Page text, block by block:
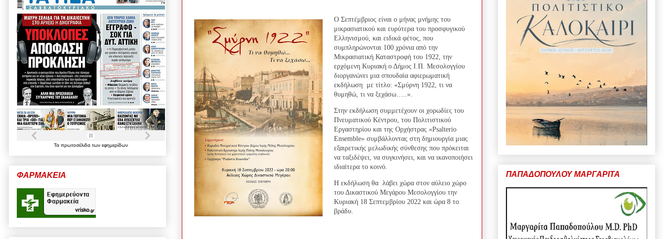
Ο Σεπτέμβριος είναι ο μήνας μνήμης του
μικρασιατικού και ευρύτερα του προσφυγικού
Ελληνισμού, και ειδικά φέτος, που
συμπληρώνονται 100 χρόνια από την
Μικρασιατική Καταστροφή του 1922, την
ερχόμενη Κυριακή ο Δήμος Ι.Π. Μεσολογγίου
διοργανώνει μια σπουδαία αφιερωματική
εκδήλωση με τίτλο: «Σμύρνη 1922, τι να
θυμηθώ, τι να ξεχάσω…..».
Στην εκδήλωση συμμετέχουν οι χορωδίες του
Πνευματικού Κέντρου, του Πολιτιστικού
Εργαστηρίου και της Ορχήστρας «Psalterio
Ensemble» συμβάλλοντας στη δημιουργία μιας
εξαιρετικής μελωδικής σύνθεσης που πρόκειται
να ταξιδέψει, να συγκινήσει, και να ικανοποιήσει
ιδιαίτερα το κοινό.
Η εκδήλωση θα λάβει χώρα στον αύλειο χώρο
του Δικαστικού Μεγάρου Μεσολογγίου την
Κυριακή 18 Σεπτεμβρίου 2022 και ώρα 8 το
βράδυ.
Τα πρωτοσέλιδα των εφημερίδων
ΦΑΡΜΑΚΕΙΑ ΠΑΠΑΔΟΠΟΥΛΟΥ ΜΑΡΓΑΡΙΤΑ